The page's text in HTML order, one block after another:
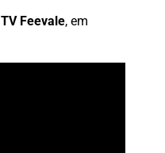
TV Feevale, em